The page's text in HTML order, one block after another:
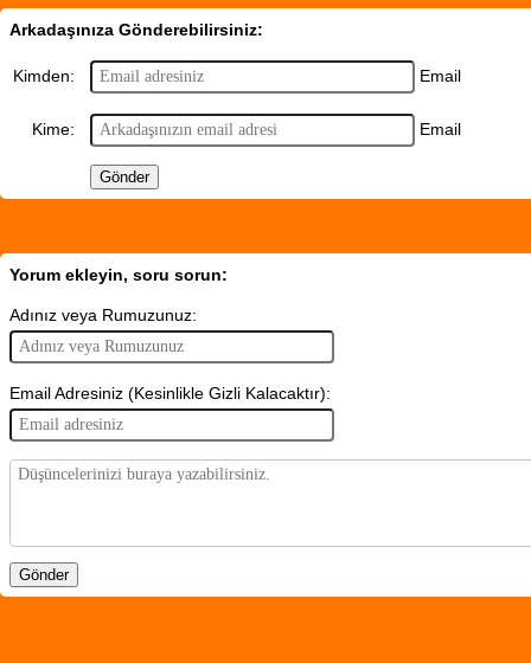
Arkadaşınıza Gönderebilirsiniz:
Kimden: Email
Kime: Email
Yorum ekleyin, soru sorun:
Adınız veya Rumuzunuz:
Email Adresiniz (Kesinlikle Gizli Kalacaktır):